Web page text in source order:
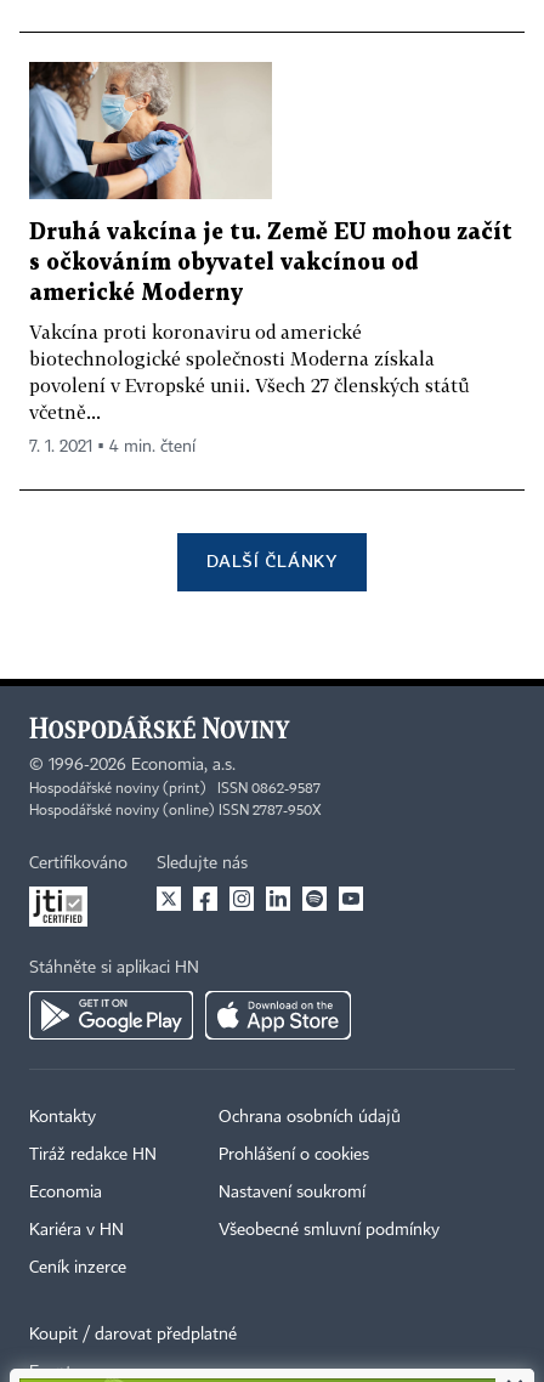
Druhá vakcína je tu. Země EU mohou začít
s očkováním obyvatel vakcínou od
americké Moderny
Vakcína proti koronaviru od americké
biotechnologické společnosti Moderna získala
povolení v Evropské unii. Všech 27 členských států
včetně...
7. 1. 2021 ▪ 4 min. čtení
DALŠÍ ČLÁNKY
© 1996-2026 Economia, a.s.
Hospodářské noviny (print) ISSN 0862-9587
Hospodářské noviny (online) ISSN 2787-950X
Certifikováno Sledujte nás
Stáhněte si aplikaci HN
Kontakty
Tiráž redakce HN
Economia
Kariéra v HN
Ceník inzerce
Ochrana osobních údajů
Prohlášení o cookies
Nastavení soukromí
Všeobecné smluvní podmínky
Koupit / darovat předplatné
Eventy